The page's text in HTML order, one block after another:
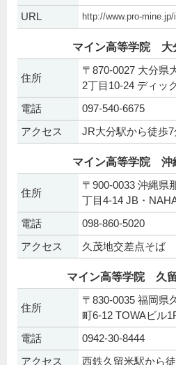
URL
http://www.pro-mine.jp/
マイン高等学院 大
住所
〒870-0027 大分県
2丁目10-24 ディッ
電話
097-540-6675
アクセス
JR大分駅から徒歩7
マイン高等学院 沖
住所
〒900-0033 沖縄県
丁目4-14 JB・
電話
098-860-5020
アクセス
久茂地交差点そば
マイン高等学院 久
住所
〒830-0035 福岡県
町6-12 TOWAビル
電話
0942-30-8444
アクセス
西鉄久留米駅から